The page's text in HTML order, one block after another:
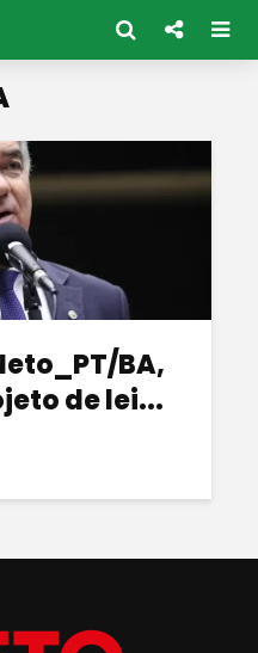
BA,
de lei...